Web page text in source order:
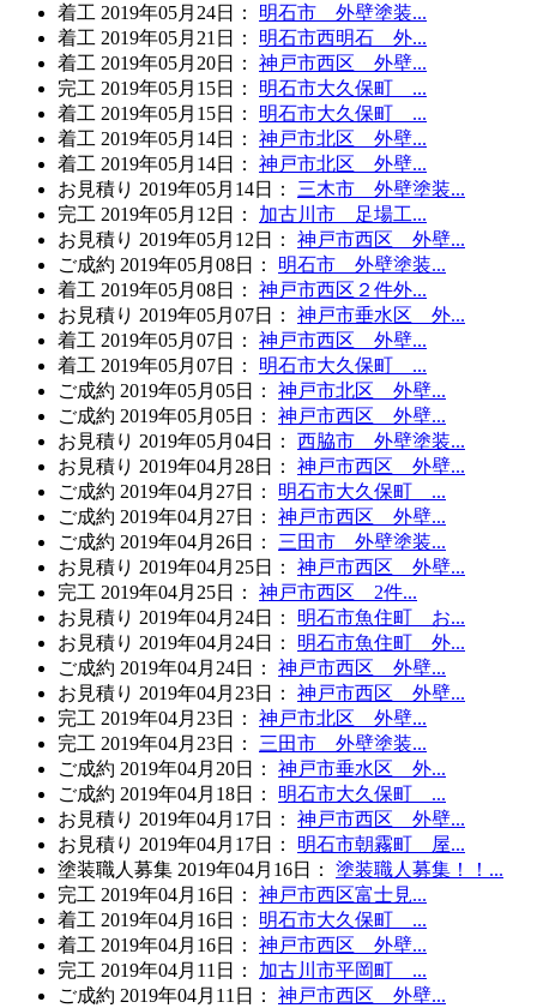
着工 2019年05月24日 ：
明石市 外壁塗装...
着工 2019年05月21日 ：
明石市西明石 外...
着工 2019年05月20日 ：
神戸市西区 外壁...
完工 2019年05月15日 ：
明石市大久保町 ...
着工 2019年05月15日 ：
明石市大久保町 ...
着工 2019年05月14日 ：
神戸市北区 外壁...
着工 2019年05月14日 ：
神戸市北区 外壁...
お見積り 2019年05月14日 ：
三木市 外壁塗装...
完工 2019年05月12日 ：
加古川市 足場工...
お見積り 2019年05月12日 ：
神戸市西区 外壁...
ご成約 2019年05月08日 ：
明石市 外壁塗装...
着工 2019年05月08日 ：
神戸市西区２件外...
お見積り 2019年05月07日 ：
神戸市垂水区 外...
着工 2019年05月07日 ：
神戸市西区 外壁...
着工 2019年05月07日 ：
明石市大久保町 ...
ご成約 2019年05月05日 ：
神戸市北区 外壁...
ご成約 2019年05月05日 ：
神戸市西区 外壁...
お見積り 2019年05月04日 ：
西脇市 外壁塗装...
お見積り 2019年04月28日 ：
神戸市西区 外壁...
ご成約 2019年04月27日 ：
明石市大久保町 ...
ご成約 2019年04月27日 ：
神戸市西区 外壁...
ご成約 2019年04月26日 ：
三田市 外壁塗装...
お見積り 2019年04月25日 ：
神戸市西区 外壁...
完工 2019年04月25日 ：
神戸市西区 2件...
お見積り 2019年04月24日 ：
明石市魚住町 お...
お見積り 2019年04月24日 ：
明石市魚住町 外...
ご成約 2019年04月24日 ：
神戸市西区 外壁...
お見積り 2019年04月23日 ：
神戸市西区 外壁...
完工 2019年04月23日 ：
神戸市北区 外壁...
完工 2019年04月23日 ：
三田市 外壁塗装...
ご成約 2019年04月20日 ：
神戸市垂水区 外...
ご成約 2019年04月18日 ：
明石市大久保町 ...
お見積り 2019年04月17日 ：
神戸市西区 外壁...
お見積り 2019年04月17日 ：
明石市朝霧町 屋...
塗装職人募集 2019年04月16日 ：
塗装職人募集！！...
完工 2019年04月16日 ：
神戸市西区富士見...
着工 2019年04月16日 ：
明石市大久保町 ...
着工 2019年04月16日 ：
神戸市西区 外壁...
完工 2019年04月11日 ：
加古川市平岡町 ...
ご成約 2019年04月11日 ：
神戸市西区 外壁...